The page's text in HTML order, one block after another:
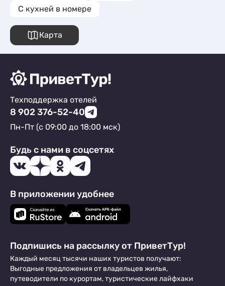
C кухней в номере
Карта
Техподдержка отелей
8 902 376-52-40
Пн-Пт (с 09:00 до 18:00 мск)
Будь с нами в соцсетях
В приложении удобнее
Подпишись на рассылку от ПриветТур!
Каждый месяц тысячи наших туристов получают:
Выгодные предложения от владельцев жилья,
путеводители по курортам, туристические лайфхаки